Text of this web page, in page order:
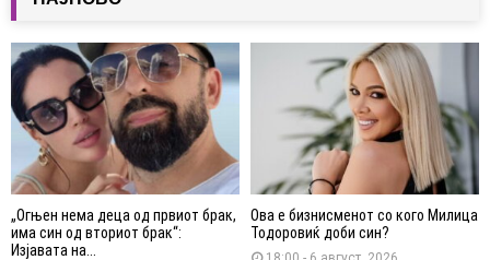
„Огњен нема деца од првиот брак,
има син од вториот брак“:
Изјавата на...
Ова е бизнисменот со кого Милица
Тодоровиќ доби син?